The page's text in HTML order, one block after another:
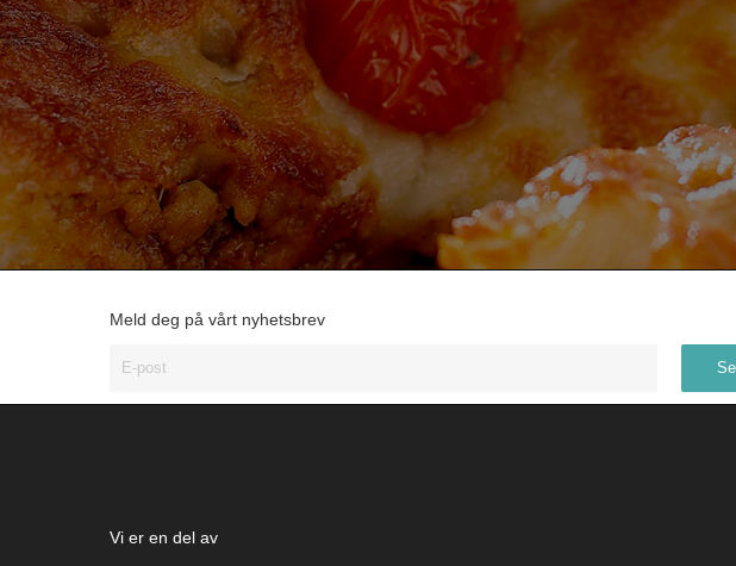
Meld deg på vårt nyhetsbrev
Vi er en del av